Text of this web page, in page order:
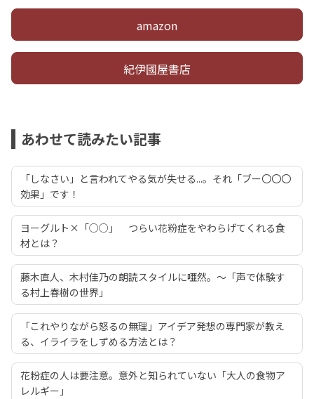
amazon
紀伊國屋書店
あわせて読みたい記事
「しなさい」と言われてやる気が失せる...。それ「ブー〇〇〇
効果」です！
ヨーグルト×「○○」 つらい花粉症をやわらげてくれる食
材とは？
藤木直人、木村佳乃の朗読スタイルに唖然。～「声で体験す
る村上春樹の世界」
「これやりながら怒るの無理」アイデア発想の専門家が教え
る、イライラをしずめる方法とは？
花粉症の人は要注意。意外と知られていない「大人の食物ア
レルギー」